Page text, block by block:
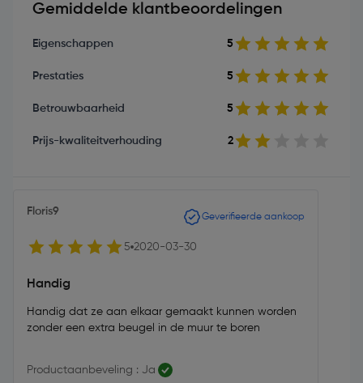
Gemiddelde klantbeoordelingen
Eigenschappen 5
Prestaties 5
Betrouwbaarheid 5
Prijs-kwaliteitverhouding 2
Floris9 Geverifieerde aankoop
5 2020-03-30
Handig
Handig dat ze aan elkaar gemaakt kunnen worden
zonder een extra beugel in de muur te boren
Productaanbeveling : Ja